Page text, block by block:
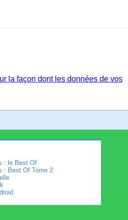
la façon dont les données de vos
: le Best Of
: Best Of Tome 2